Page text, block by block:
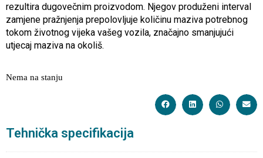
rezultira dugovečnim proizvodom. Njegov produženi interval
zamjene pražnjenja prepolovljuje količinu maziva potrebnog
tokom životnog vijeka vašeg vozila, značajno smanjujući
utjecaj maziva na okoliš.
Nema na stanju
Tehnička specifikacija